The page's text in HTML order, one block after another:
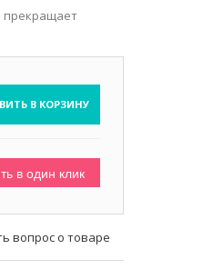
прекращает
В КОРЗИНУ
в один клик
вопрос о товаре